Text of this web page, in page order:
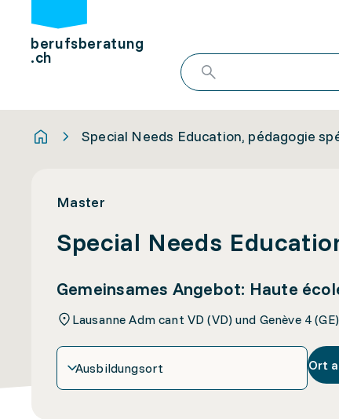
berufsberatung
.ch
Special Needs Education, pédagogie
Master
Special Needs
Gemeinsames Angebot: Haute
Lausanne Adm cant VD (VD) und Genève 4 (GE)
Ausbildungsort Ort